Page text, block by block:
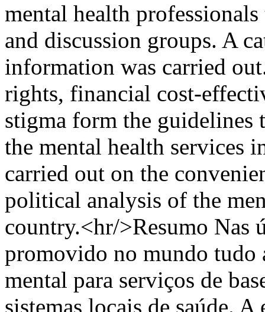
mental health
and discussion groups. A
information was carried
rights, financial cost-
stigma form the
the mental health services
carried out on the
political analysis of the
country.<hr/>Resumo Nas
promovido no mundo tudo
mental para serviços de
sistemas locais de saúde.